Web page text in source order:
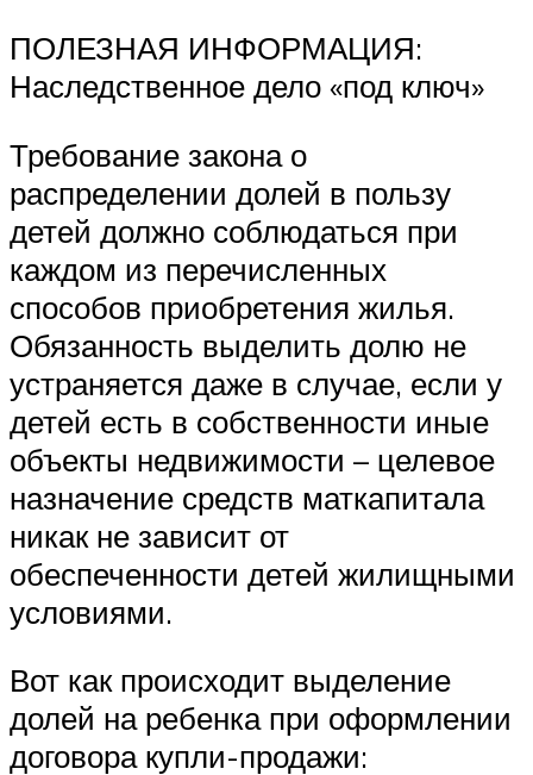
ПОЛЕЗНАЯ ИНФОРМАЦИЯ:
Наследственное дело «под ключ»
Требование закона о
распределении долей в пользу
детей должно соблюдаться при
каждом из перечисленных
способов приобретения жилья.
Обязанность выделить долю не
устраняется даже в случае, если у
детей есть в собственности иные
объекты недвижимости – целевое
назначение средств маткапитала
никак не зависит от
обеспеченности детей жилищными
условиями.
Вот как происходит выделение
долей на ребенка при оформлении
договора купли-продажи: